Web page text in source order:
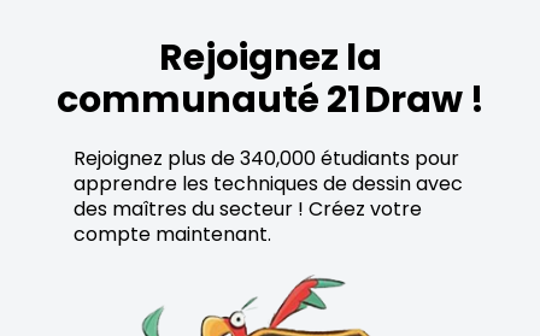
Rejoignez la
communauté 21 Draw !
Rejoignez plus de 340,000 étudiants pour
apprendre les techniques de dessin avec
des maîtres du secteur ! Créez votre
compte maintenant.